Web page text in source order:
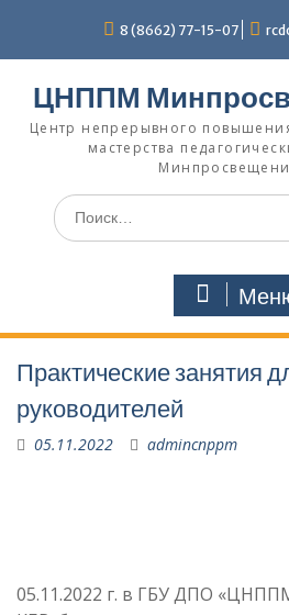
содержимому
8 (8662) 77-15-07
ЦНППМ
Центр непрерывного
мастерства
Искать:
Практические занятия
руководителей
05.11.2022 admincnppm
05.11.2022 г. в ГБУ ДПО